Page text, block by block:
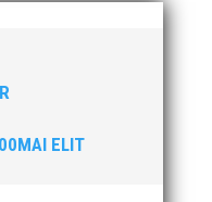
MAI ELIT
vi
snabb och platt
strax söder
5 KM och 10